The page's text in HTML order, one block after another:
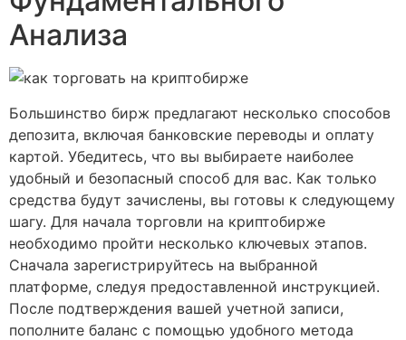
Анализа
Большинство бирж предлагают несколько способов
депозита, включая банковские переводы и оплату
картой. Убедитесь, что вы выбираете наиболее
удобный и безопасный способ для вас. Как только
средства будут зачислены, вы готовы к следующему
шагу. Для начала торговли на криптобирже
необходимо пройти несколько ключевых этапов.
Сначала зарегистрируйтесь на выбранной
платформе, следуя предоставленной инструкцией.
После подтверждения вашей учетной записи,
пополните баланс с помощью удобного метода